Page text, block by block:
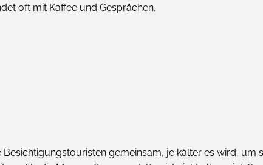
oft mit Kaffee und Gesprächen.
gemeinsam, je kälter es wird, um